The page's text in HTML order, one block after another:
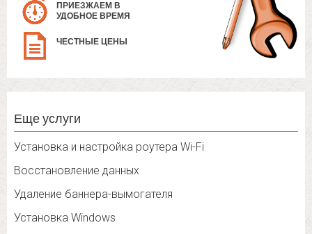
ПРИЕЗЖАЕМ В
УДОБНОЕ ВРЕМЯ
ЧЕСТНЫЕ ЦЕНЫ
Еще услуги
Установка и настройка роутера Wi-Fi
Восстановление данных
Удаление баннера-вымогателя
Установка Windows